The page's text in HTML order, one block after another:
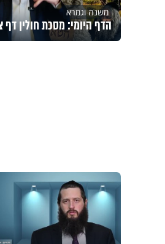
משנה וגמרא
הדף היומי: מסכת חולין